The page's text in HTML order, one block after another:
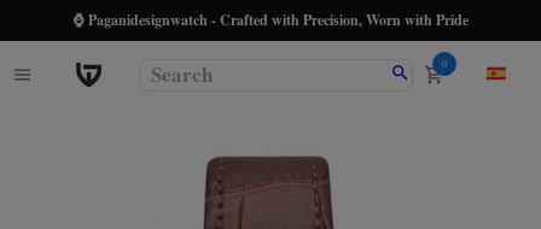
⌚ Paganidesignwatch - Crafted with Precision, Worn with Pride
0